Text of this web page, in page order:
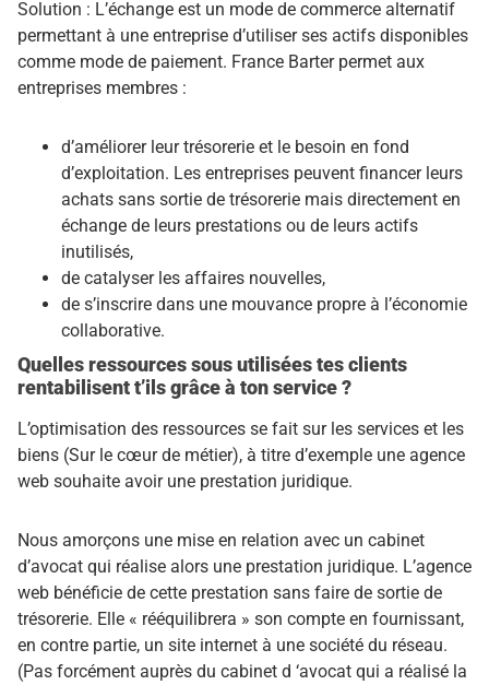
Solution : L’échange est un mode de commerce alternatif
permettant à une entreprise d’utiliser ses actifs disponibles
comme mode de paiement. France Barter permet aux
entreprises membres :
d’améliorer leur trésorerie et le besoin en fond
d’exploitation. Les entreprises peuvent financer leurs
achats sans sortie de trésorerie mais directement en
échange de leurs prestations ou de leurs actifs
inutilisés,
de catalyser les affaires nouvelles,
de s’inscrire dans une mouvance propre à l’économie
collaborative.
Quelles ressources sous utilisées tes clients
rentabilisent t’ils grâce à ton service ?
L’optimisation des ressources se fait sur les services et les
biens (Sur le cœur de métier), à titre d’exemple une agence
web souhaite avoir une prestation juridique.
Nous amorçons une mise en relation avec un cabinet
d’avocat qui réalise alors une prestation juridique. L’agence
web bénéficie de cette prestation sans faire de sortie de
trésorerie. Elle « rééquilibrera » son compte en fournissant,
en contre partie, un site internet à une société du réseau.
(Pas forcément auprès du cabinet d ‘avocat qui a réalisé la